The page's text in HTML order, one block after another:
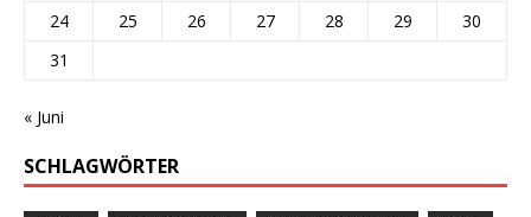
24
25 26 27 28 29
30
31
« Juni
SCHLAGWÖRTER